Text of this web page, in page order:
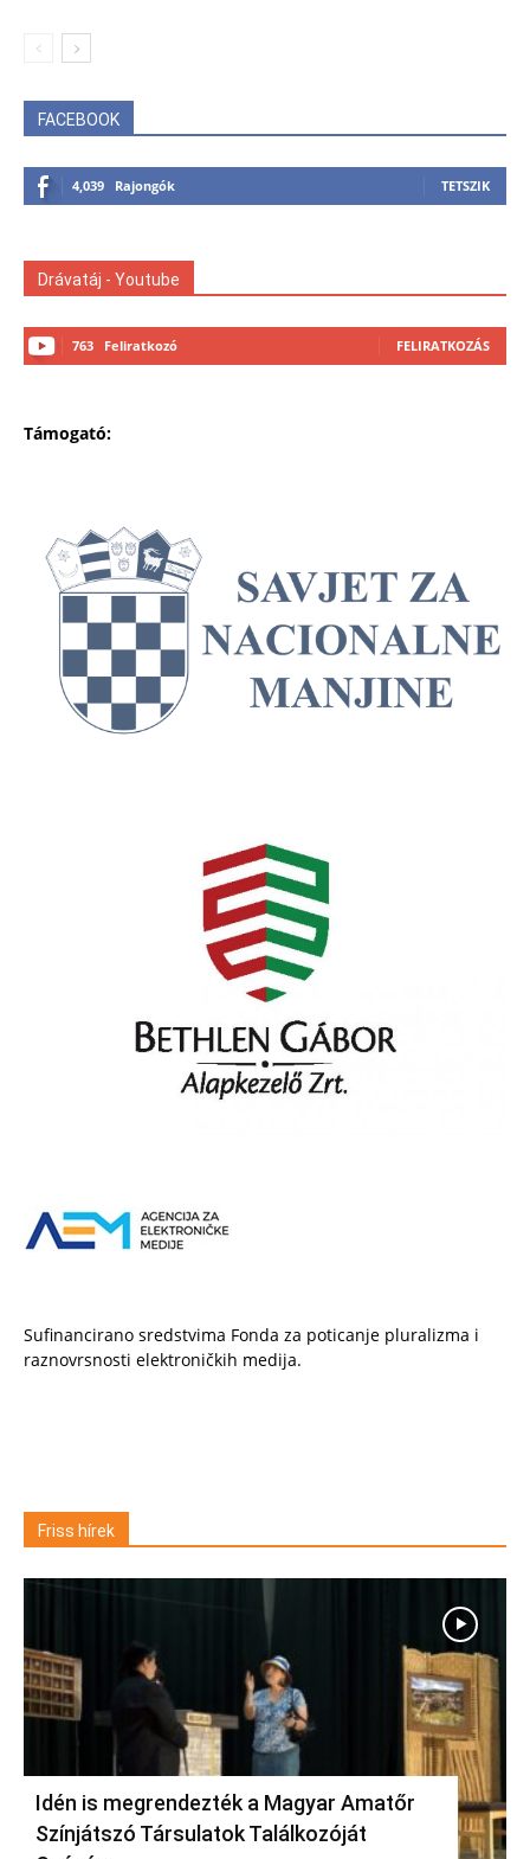
FACEBOOK
4,039 Rajongók TETSZIK
Drávatáj - Youtube
763 Feliratkozó FELIRATKOZÁS
Támogató:
Sufinancirano sredstvima Fonda za poticanje pluralizma i
raznovrsnosti elektroničkih medija.
Friss hírek
Idén is megrendezték a Magyar Amatőr
Színjátszó Társulatok Találkozóját